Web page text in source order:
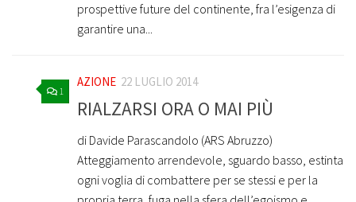
prospettive future del continente, fra l’esigenza di
garantire una...
1
AZIONE 22 LUGLIO 2014
RIALZARSI ORA O MAI PIÙ
di Davide Parascandolo (ARS Abruzzo)
Atteggiamento arrendevole, sguardo basso, estinta
ogni voglia di combattere per se stessi e per la